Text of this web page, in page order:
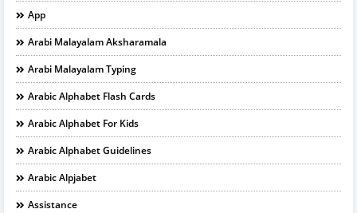
App
Arabi Malayalam Aksharamala
Arabi Malayalam Typing
Arabic Alphabet Flash Cards
Arabic Alphabet For Kids
Arabic Alphabet Guidelines
Arabic Alpjabet
Assistance